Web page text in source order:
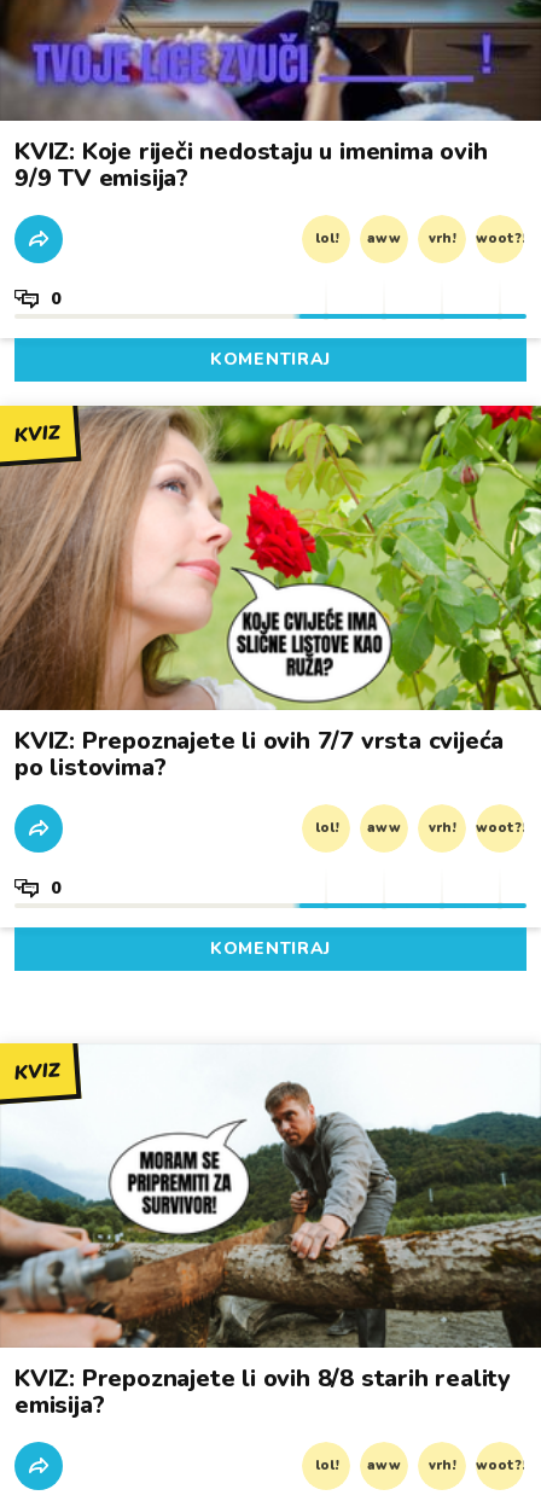
KVIZ: Koje riječi nedostaju u imenima ovih
9/9 TV emisija?
lol! aww vrh! woot?!
0
KOMENTIRAJ
KVIZ
KVIZ: Prepoznajete li ovih 7/7 vrsta cvijeća
po listovima?
lol! aww vrh! woot?!
0
KOMENTIRAJ
KVIZ
KVIZ: Prepoznajete li ovih 8/8 starih reality
emisija?
lol! aww vrh! woot?!